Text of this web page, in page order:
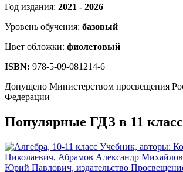
Год издания: 2021 - 2026
Уровень обучения: базовый
Цвет обложки: фиолетовый
ISBN: 978-5-09-081214-6
Допущено Министерством просвещения
Федерации
Популярные ГДЗ в 11